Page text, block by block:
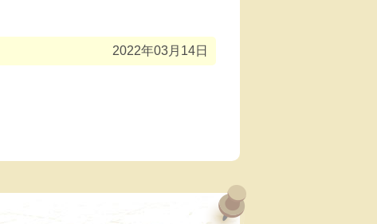
2022年03月14日